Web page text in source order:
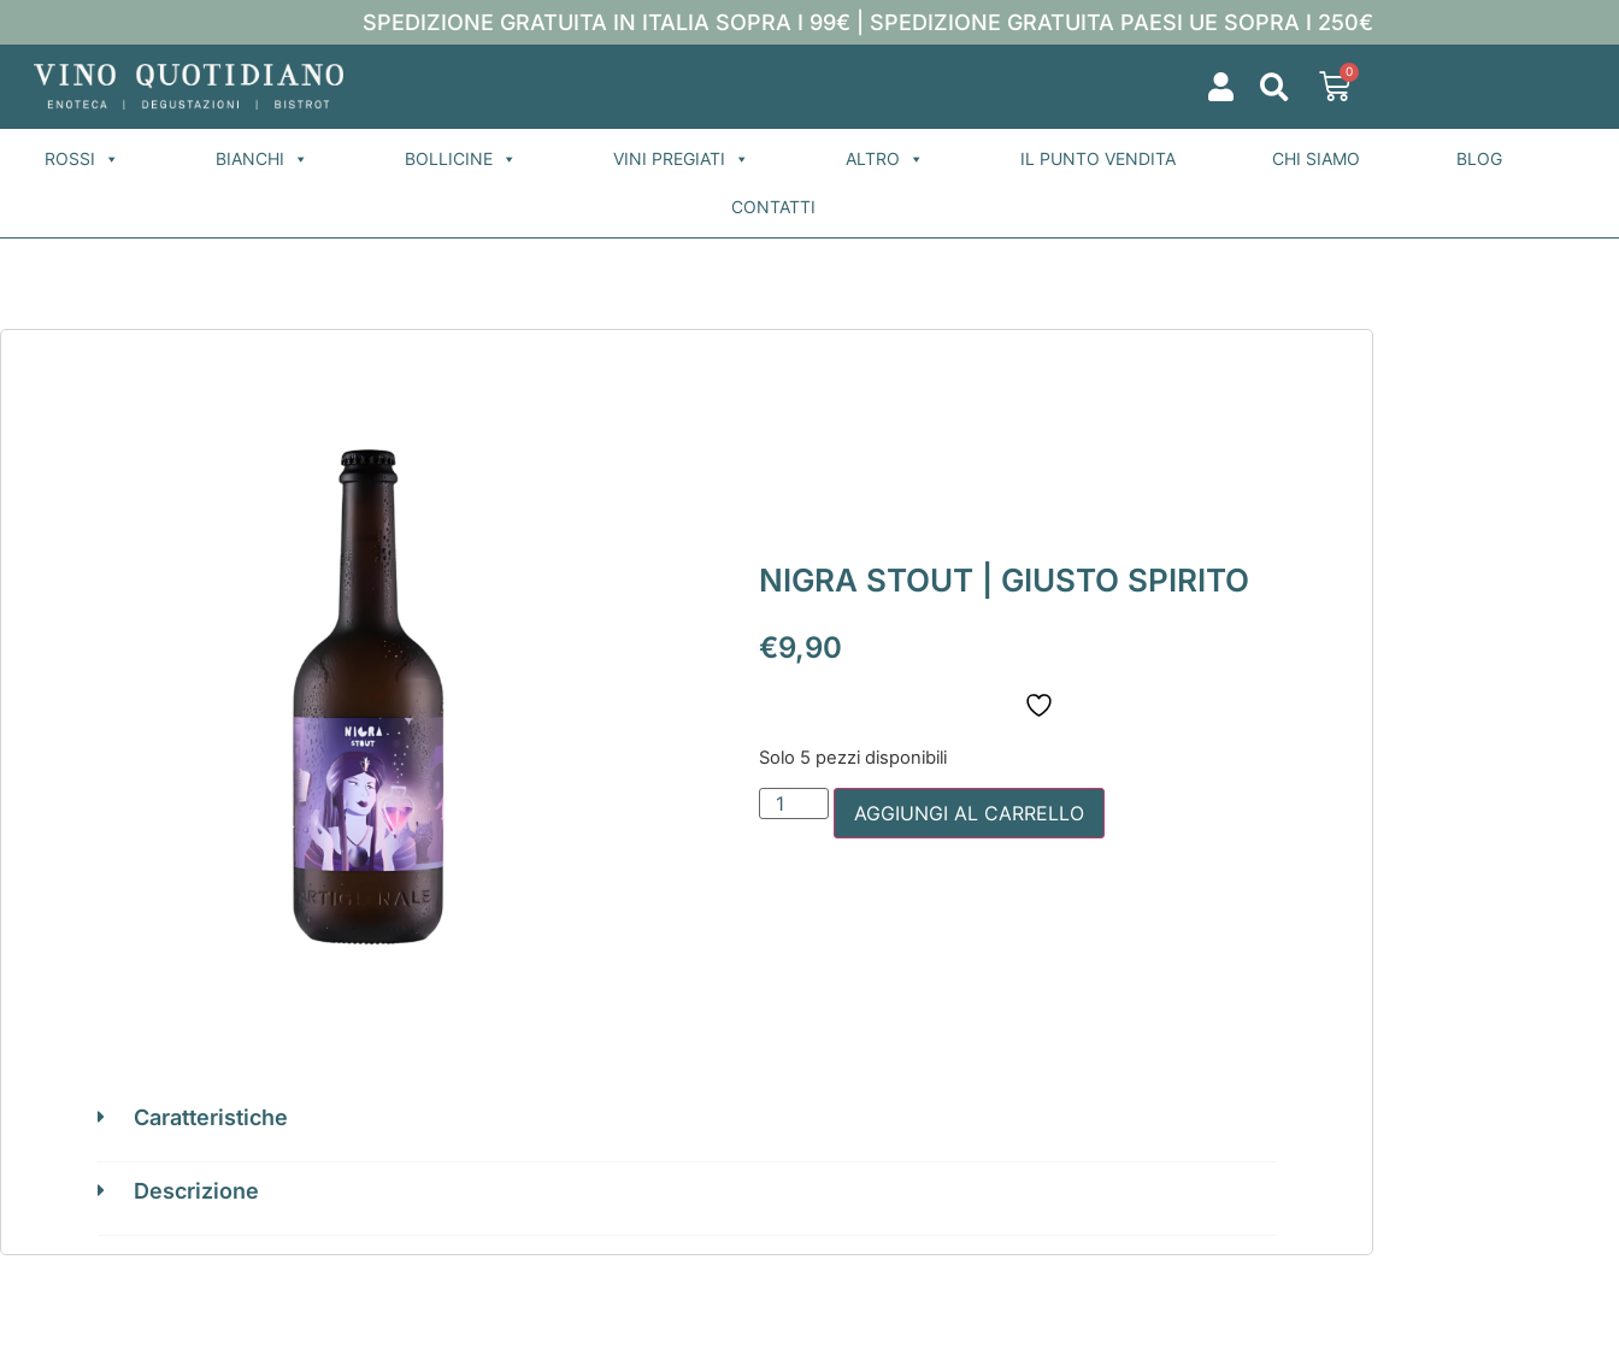
SPEDIZIONE GRATUITA IN ITALIA SOPRA I 99€ | SPEDIZIONE GRATUITA PAESI UE SOPRA I 250€
0
ROSSI BIANCHI BOLLICINE VINI PREGIATI ALTRO IL PUNTO VENDITA CHI SIAMO BLOG
CONTATTI
NIGRA STOUT | GIUSTO SPIRITO
€9,90
Solo 5 pezzi disponibili
AGGIUNGI AL CARRELLO
Caratteristiche
Descrizione